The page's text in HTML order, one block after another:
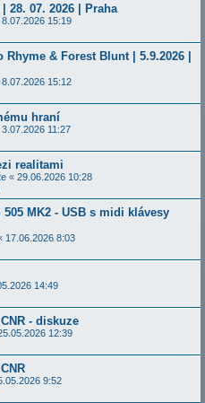
28. 07. 2026 | Praha
8.07.2026 15:19
& Forest Blunt | 5.9.2026 |
8.07.2026 15:12
hraní
3.07.2026 11:27
realitami
« 29.06.2026 10:28
MK2 - USB s midi klávesy
17.06.2026 8:03
14:49
- diskuze
12:39
9:52